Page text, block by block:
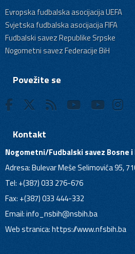
Evropska fudbalska asocijacija UEFA
Svjetska fudbalska asocijacija FIFA
Fudbalski savez Republike Srpske
Nogometni savez Federacije BiH
Povežite se
Kontakt
Nogometni/Fudbalski savez Bosne
Adresa: Bulevar Meše Selimovića 95,
Tel: +(387) 033 276-676
Fax: +(387) 033 444-332
Email:info_nsbih@nsbih.ba
Web stranica: https://www.nfsbih.ba